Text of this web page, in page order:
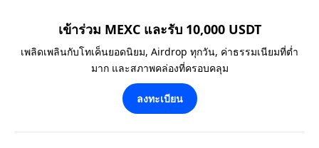
เข้าร่วม MEXC และรับ 10,000 USDT
เพลิดเพลินกับโทเค็นยอดนิยม, Airdrop ทุกวัน, ค่าธรรมเนียมที่ต่ำ
มาก และสภาพคล่องที่ครอบคลุม
ลงทะเบียน